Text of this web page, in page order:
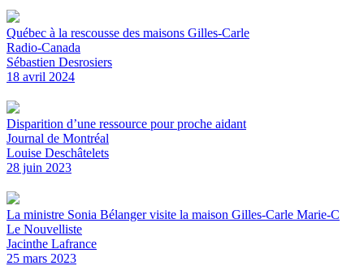
Québec à la rescousse des maisons Gilles-Carle
Radio-Canada
Sébastien Desrosiers
18 avril 2024
Disparition d’une ressource pour proche aidant
Journal de Montréal
Louise Deschâtelets
28 juin 2023
La ministre Sonia Bélanger visite la maison Gilles-Carle Marie-C
Le Nouvelliste
Jacinthe Lafrance
25 mars 2023